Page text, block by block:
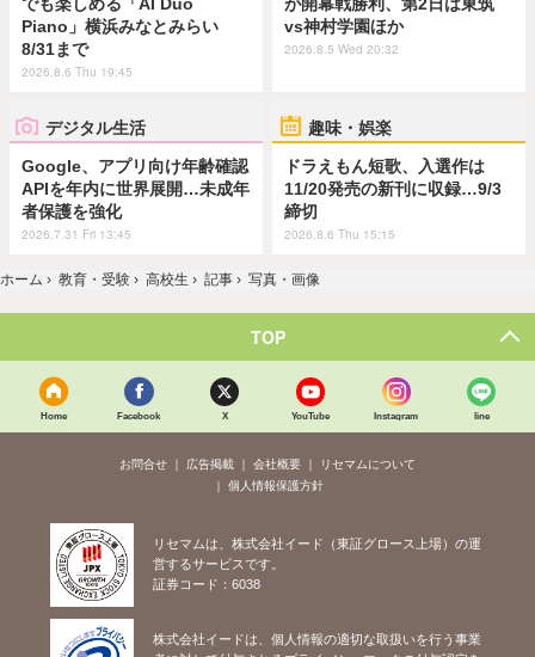
でも楽しめる「AI Duo
Piano」横浜みなとみらい
8/31まで
2026.8.6 Thu 19:45
が開幕戦勝利、第2日は東筑
vs神村学園ほか
2026.8.5 Wed 20:32
デジタル生活
Google、アプリ向け年齢確認
APIを年内に世界展開…未成年
者保護を強化
2026.7.31 Fri 13:45
趣味・娯楽
ドラえもん短歌、入選作は
11/20発売の新刊に収録…9/3
締切
2026.8.6 Thu 15:15
ホーム › 教育・受験 › 高校生 › 記事 › 写真・画像
TOP
Home Facebook X YouTube Instagram line
お問合せ 広告掲載 会社概要
リセマムについて
個人情報保護方針
リセマムは、株式会社イード（東証グロース上場）の運
営するサービスです。
証券コード：6038
株式会社イードは、個人情報の適切な取扱いを行う事業